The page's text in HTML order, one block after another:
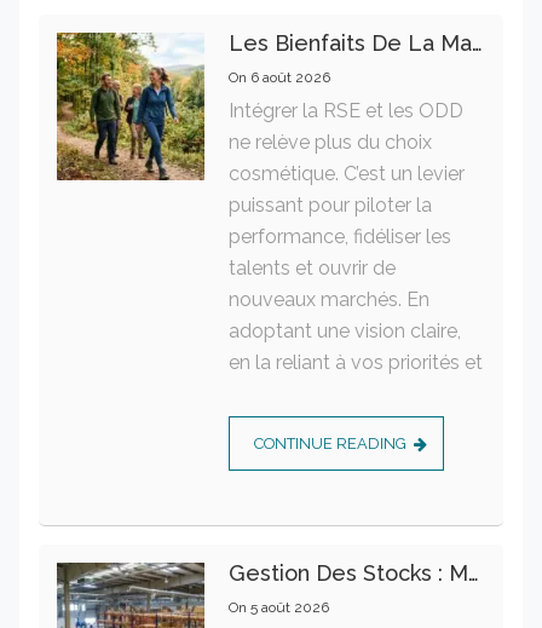
Les Bienfaits De La Marche Sur La Santé Physique Et Mentale
On 6 août 2026
Intégrer la RSE et les ODD
ne relève plus du choix
cosmétique. C’est un levier
puissant pour piloter la
performance, fidéliser les
talents et ouvrir de
nouveaux marchés. En
adoptant une vision claire,
en la reliant à vos priorités et
CONTINUE READING
Gestion Des Stocks : Meilleures Pratiques Intralogistiques
On 5 août 2026